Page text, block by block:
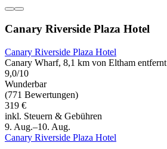
Canary Riverside Plaza Hotel
Canary Riverside Plaza Hotel
Canary Wharf, 8,1 km von Eltham entfernt
9,0/10
Wunderbar
(771 Bewertungen)
319 €
inkl. Steuern & Gebühren
9. Aug.–10. Aug.
Canary Riverside Plaza Hotel